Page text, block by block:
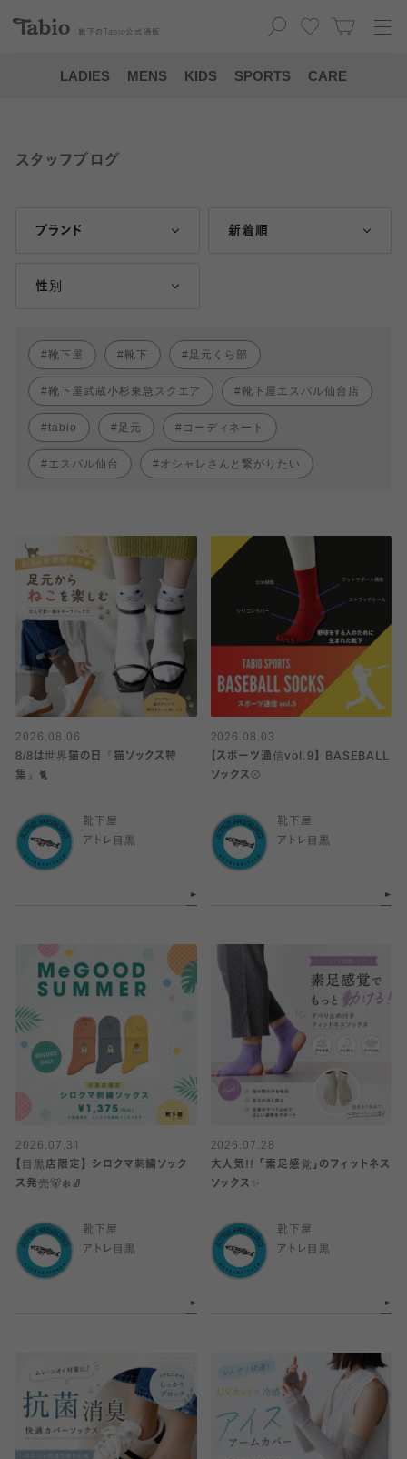
靴下の Tabio 公式通販
LADIES MENS KIDS SPORTS CARE
スタッフブログ
ブランド 新着順
性別
靴下屋 靴下 足元くら部
靴下屋武蔵小杉東急スクエア 靴下屋エスパル仙台店
tabio 足元 コーディネート
エスパル仙台 オシャレさんと繋がりたい
2026.08.06
8/8は世界猫の日『猫ソックス特
集』🐈
靴下屋
アトレ目黒
2026.08.03
【スポーツ通信vol.9】 BASEBALL
ソックス⚾️
靴下屋
アトレ目黒
2026.07.31
【目黒店限定】 シロクマ刺繍ソック
ス発売🐻‍❄️🧦
靴下屋
アトレ目黒
2026.07.28
大人気!! 「素足感覚」のフィットネス
ソックス✨️
靴下屋
アトレ目黒